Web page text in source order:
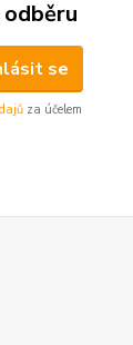
se
za účelem